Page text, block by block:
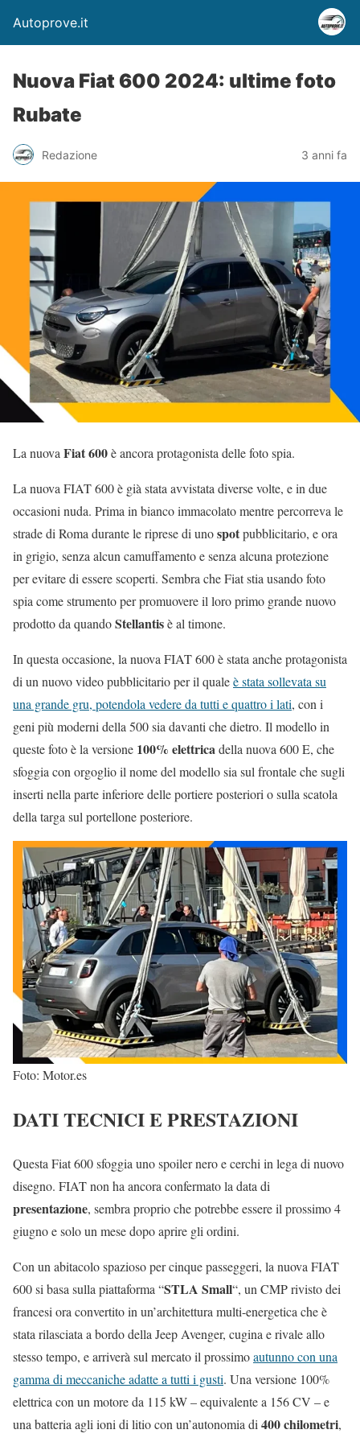
Autoprove.it
Nuova Fiat 600 2024: ultime foto
Rubate
Redazione 3 anni fa
La nuova Fiat 600è ancora protagonista delle foto spia.
La nuova FIAT 600 è già stata avvistata diverse volte, e in due
occasioni nuda. Prima in bianco immacolato mentre percorreva le
strade di Roma durante le riprese di unospotpubblicitario, e ora
in grigio, senza alcun camuffamento e senza alcuna protezione
per evitare di essere scoperti. Sembra che Fiat stia usando foto
spia come strumento per promuovere il loro primo grande nuovo
prodotto da quandoStellantisè al timone.
In questa occasione, la nuova FIAT 600 è stata anche protagonista
di un nuovo video pubblicitario per il qualeè stata sollevata su
una grande gru, potendola vedere da tutti e quattro i lati, con i
geni più moderni della 500 sia davanti che dietro. Il modello in
queste foto è la versione 100% elettricadella nuova 600 E, che
sfoggia con orgoglio il nome del modello sia sul frontale che sugli
inserti nella parte inferiore delle portiere posteriori o sulla scatola
della targa sul portellone posteriore.
Foto: Motor.es
DATI TECNICI E PRESTAZIONI
Questa Fiat 600 sfoggia uno spoiler nero e cerchi in lega di nuovo
disegno. FIAT non ha ancora confermato la data di
presentazione, sembra proprio che potrebbe essere il prossimo 4
giugno e solo un mese dopo aprire gli ordini.
Con un abitacolo spazioso per cinque passeggeri, la nuova FIAT
600 si basa sulla piattaforma “STLA Small“, un CMP rivisto dei
francesi ora convertito in un’architettura multi-energetica che è
stata rilasciata a bordo della Jeep Avenger, cugina e rivale allo
stesso tempo, e arriverà sul mercato il prossimoautunno con una
gamma di meccaniche adatte a tutti i gusti. Una versione 100%
elettrica con un motore da 115 kW – equivalente a 156 CV – e
una batteria agli ioni di litio con un’autonomia di 400 chilometri,